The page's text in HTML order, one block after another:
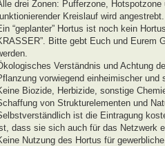
drei Zonen: Pufferzone,
Kreislauf wird angestrebt.
“geplanter” Hortus ist noch kein
Bitte gebt Euch und Eurem
Verständnis und Achtung
vorwiegend einheimischer und
Biozide, Herbizide, sonstige
von Strukturelementen und
ist die Eintragung
dass sie sich auch für das Netzwerk
Nutzung des Hortus für